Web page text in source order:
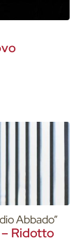
Abbado”
Ridotto